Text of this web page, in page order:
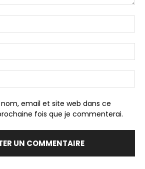
:*
:*
:
email et site web dans ce
fois que je commenterai.